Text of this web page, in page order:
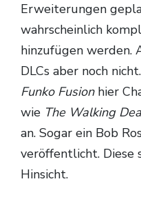
Erweiterungen
wahrscheinlich
hinzufügen werden.
DLCs aber noch
Funko Fusionhier
wie The Walking
an. Sogar ein Bob
veröffentlicht. Diese
Hinsicht.